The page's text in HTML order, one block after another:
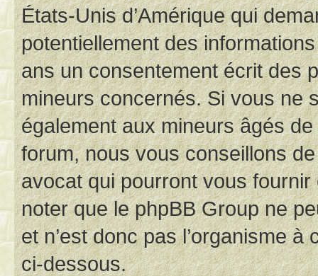
États-Unis d’Amérique qui
potentiellement des
ans un consentement écrit des
mineurs concernés. Si vous ne
également aux mineurs âgés
forum, nous vous conseillons
avocat qui pourront vous
noter que le phpBB Group ne
et n’est donc pas l’organisme
ci-dessous.